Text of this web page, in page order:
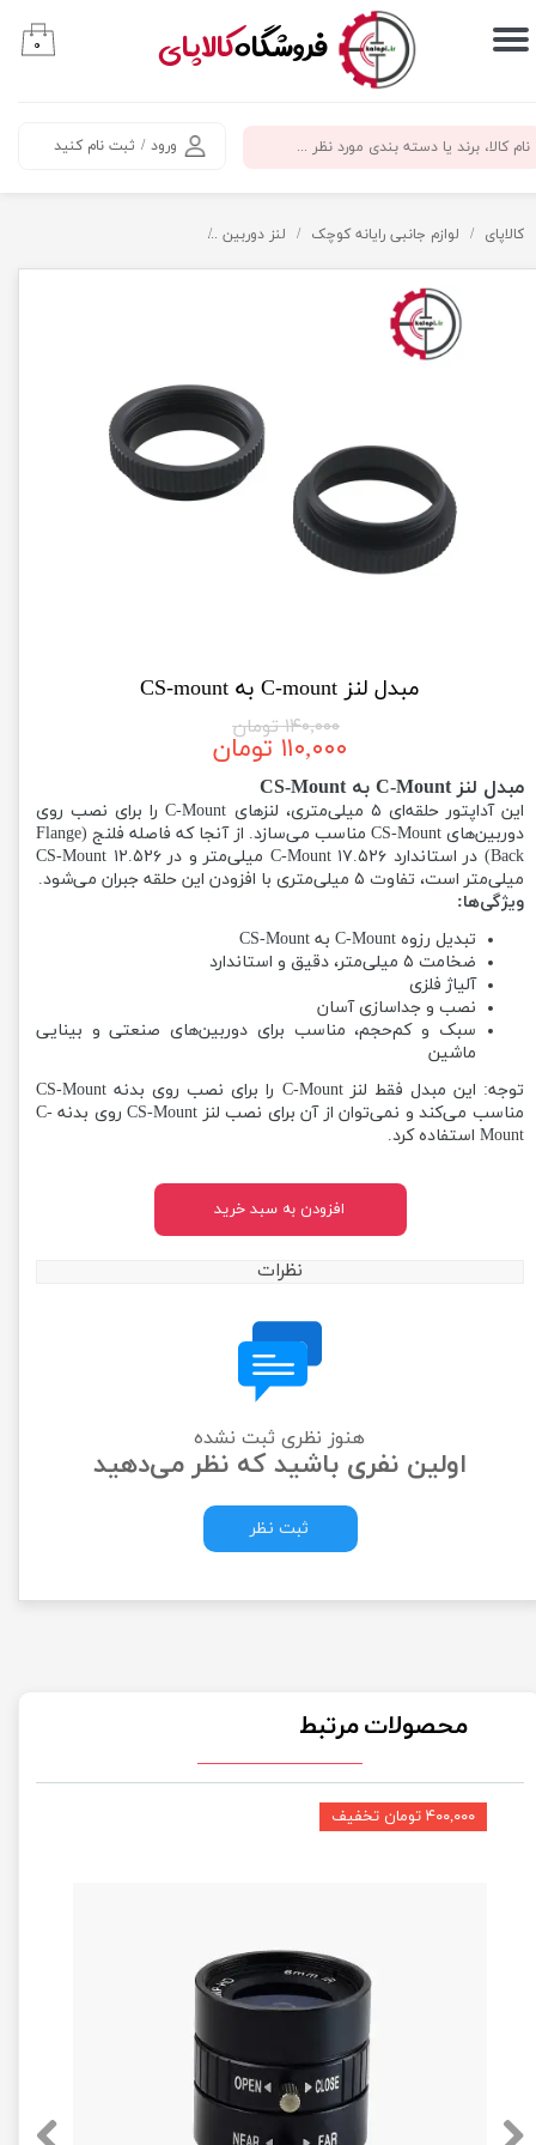
​فروشگاهکالاپای
ورود / ثبت نام کنید
حساب کاربری من
سفارشات
۰
کالاپای لوازم جانبی رایانه کوچک لنز دوربین
مبدل لنز C-mount به CS-mount
۱۴۰,۰۰۰ تومان
۱۱۰,۰۰۰ تومان
مبدل لنز C-Mount به CS-Mount
این آداپتور حلقه‌ای ۵ میلی‌متری، لنزهای C-Mount را برای نصب روی
دوربین‌های CS-Mount مناسب می‌سازد. از آنجا که فاصله فلنج (Flange
Back) در استاندارد C-Mount ۱۷.۵۲۶ میلی‌متر و در CS-Mount ۱۲.۵۲۶
میلی‌متر است، تفاوت ۵ میلی‌متری با افزودن این حلقه جبران می‌شود.
ویژگی‌ها:
تبدیل رزوه C-Mount به CS-Mount
ضخامت ۵ میلی‌متر، دقیق و استاندارد
آلیاژ فلزی
نصب و جداسازی آسان
سبک و کم‌حجم، مناسب برای دوربین‌های صنعتی و بینایی
ماشین
توجه: این مبدل فقط لنز C-Mount را برای نصب روی بدنه CS-Mount
مناسب می‌کند و نمی‌توان از آن برای نصب لنز CS-Mount روی بدنه C-
Mount استفاده کرد.
افزودن به سبد خرید
نظرات
هنوز نظری ثبت نشده
اولین نفری باشید که نظر می‌دهید
ثبت نظر
محصولات مرتبط
۴۰۰,۰۰۰ تومان تخفیف